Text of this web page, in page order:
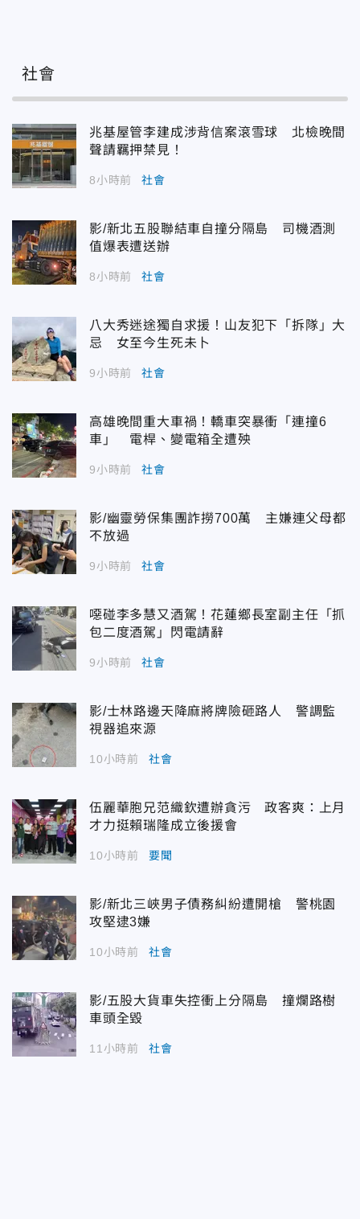
社會
兆基屋管李建成涉背信案滾雪球 北檢晚間
聲請羈押禁見！
8小時前 社會
影/新北五股聯結車自撞分隔島 司機酒測
值爆表遭送辦
8小時前 社會
八大秀迷途獨自求援！山友犯下「拆隊」大
忌 女至今生死未卜
9小時前 社會
高雄晚間重大車禍！轎車突暴衝「連撞6
車」 電桿、變電箱全遭殃
9小時前 社會
影/幽靈勞保集團詐撈700萬 主嫌連父母都
不放過
9小時前 社會
噁碰李多慧又酒駕！花蓮鄉長室副主任「抓
包二度酒駕」閃電請辭
9小時前 社會
影/士林路邊天降麻將牌險砸路人 警調監
視器追來源
10小時前 社會
伍麗華胞兄范織欽遭辦貪污 政客爽：上月
才力挺賴瑞隆成立後援會
10小時前 要聞
影/新北三峽男子債務糾紛遭開槍 警桃園
攻堅逮3嫌
10小時前 社會
影/五股大貨車失控衝上分隔島 撞爛路樹
車頭全毀
11小時前 社會